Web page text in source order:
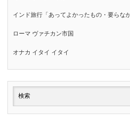
インド旅行「あってよかったもの・要らな
ローマ ヴァチカン市国
オナカ イタイ イタイ